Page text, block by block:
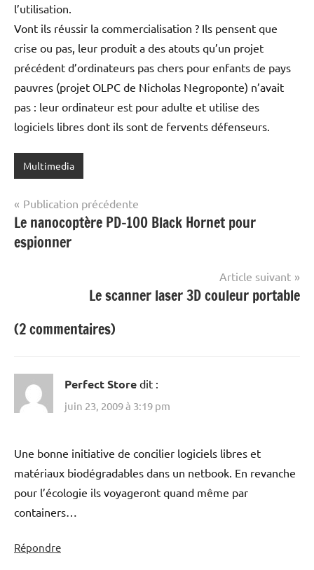
l’utilisation.
Vont ils réussir la commercialisation ? Ils pensent que
crise ou pas, leur produit a des atouts qu’un projet
précédent d’ordinateurs pas chers pour enfants de pays
pauvres (projet OLPC de Nicholas Negroponte) n’avait
pas : leur ordinateur est pour adulte et utilise des
logiciels libres dont ils sont de fervents défenseurs.
Multimedia
Navigation
de
l’article
Publication précédente
Le nanocoptère PD-100 Black Hornet pour
espionner
Article suivant
Le scanner laser 3D couleur portable
(2 commentaires)
Perfect Store dit :
juin 23, 2009 à 3:19 pm
Une bonne initiative de concilier logiciels libres et
matériaux biodégradables dans un netbook. En revanche
pour l’écologie ils voyageront quand même par
containers…
Répondre